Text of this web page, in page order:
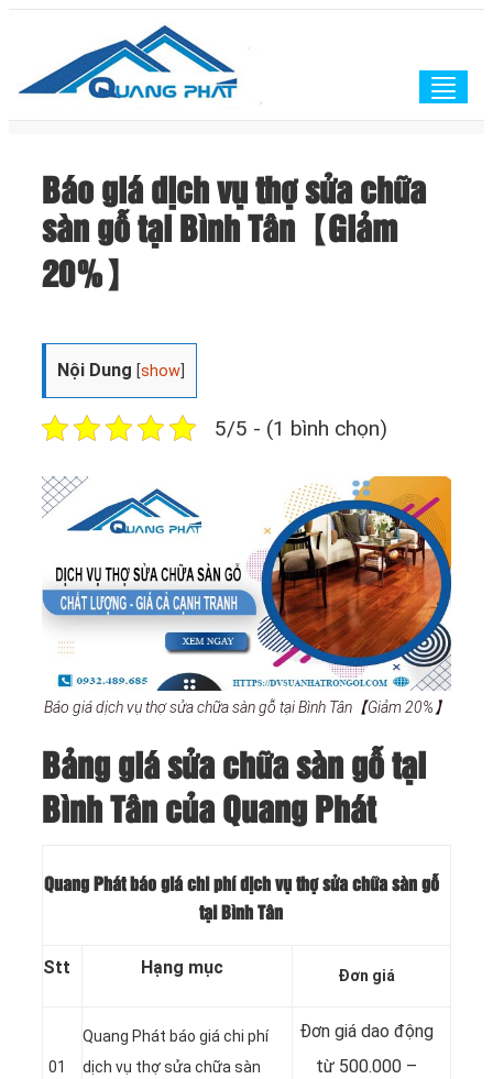
Báo giá dịch vụ thợ sửa chữa
sàn gỗ tại Bình Tân【Giảm
20%】
Nội Dung [show
5/5 - (1 bình chọn)
Báo giá dịch vụ thợ sửa chữa sàn gỗ tại Bình Tân【Giảm 20%】
Bảng giá sửa chữa sàn gỗ tại
Bình Tân của Quang Phát
Quang Phát báo giá chi phí dịch vụ thợ sửa chữa sàn gỗ
tại Bình Tân
Stt Hạng mục Đơn giá
01
Quang Phát báo giá chi phí
dịch vụ thợ sửa chữa sàn
Đơn giá dao động
từ 500.000 –